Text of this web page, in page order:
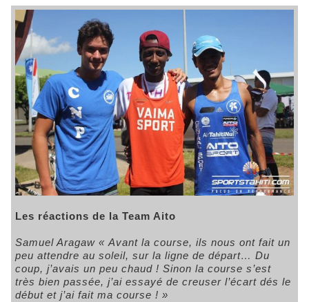
Les réactions de la Team Aito
Samuel Aragaw « Avant la course, ils nous ont fait un
peu attendre au soleil, sur la ligne de départ… Du
coup, j’avais un peu chaud ! Sinon la course s’est
très bien passée, j’ai essayé de creuser l’écart dés le
début et j’ai fait ma course ! »